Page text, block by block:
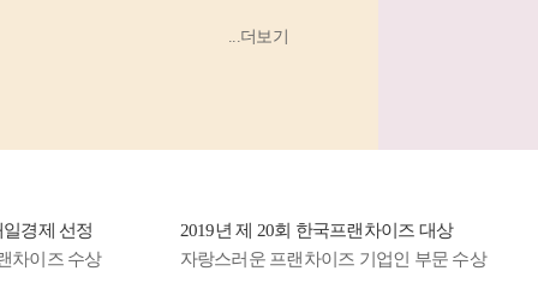
고기 김밥’
...더보기
제 선정
즈 수상
2019년 제 20회 한국프랜차이즈 대상
자랑스러운 프랜차이즈 기업인 부문 수상